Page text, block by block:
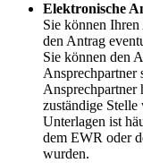
Elektronische
Sie können
den Antrag
Sie können den
Ansprechpartner
Ansprechpartner
zuständige
Unterlagen ist
dem EWR oder
wurden.